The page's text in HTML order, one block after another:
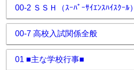
00-2 ＳＳＨ（ｽｰﾊﾟｰｻｲｴﾝｽﾊｲｽｸｰﾙ）
00-7 高校入試関係全般
01 ■主な学校行事■